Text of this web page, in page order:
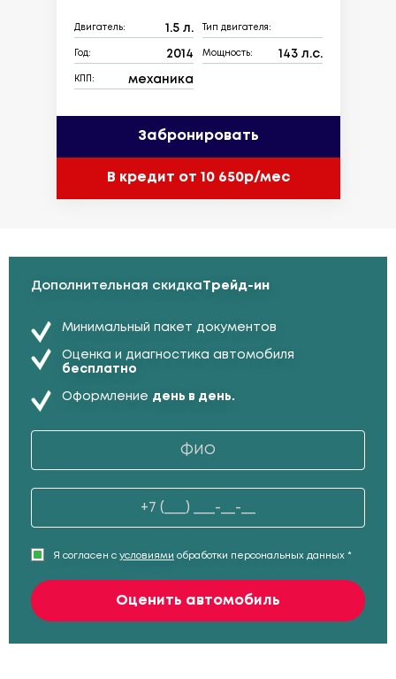
Двигатель: 1.5 л. Тип двигателя:
Год: 2014 Мощность: 143 л.с.
КПП: механика
Забронировать
В кредит от 10 650р/мес
Дополнительная скидкаТрейд-ин
Минимальный пакет документов
Оценка и диагностика автомобиля
бесплатно
Оформление день в день.
Я согласен с условиями обработки персональных данных *
Оценить автомобиль